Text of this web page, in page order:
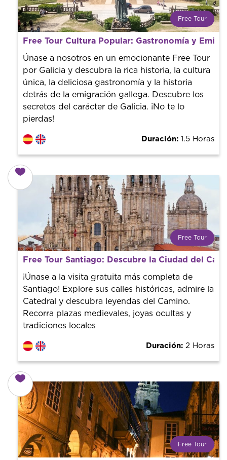
Free Tour
¿Qué es un FREE TOUR?
Tendencia mundial en rutas turísticas. Reserva sin coste
con un guía profesional. ¡El precio es libre! Por lo que al
finalizar la experiencia tú le pones el precio.
Free Tour Cultura Popular: Gastronomía y
Únase a nosotros en un emocionante Free Tour
por Galicia y descubra la rica historia, la cultura
única, la deliciosa gastronomía y la historia
detrás de la emigración gallega. Descubre los
secretos del carácter de Galicia. ¡No te lo
pierdas!
Duración: 1.5 Horas
Free Tour
¿Qué es un FREE TOUR?
Tendencia mundial en rutas turísticas. Reserva sin coste
con un guía profesional. ¡El precio es libre! Por lo que al
finalizar la experiencia tú le pones el precio.
Free Tour Santiago: Descubre la Ciudad del
¡Únase a la visita gratuita más completa de
Santiago! Explore sus calles históricas, admire la
Catedral y descubra leyendas del Camino.
Recorra plazas medievales, joyas ocultas y
tradiciones locales
Duración: 2 Horas
Free Tour